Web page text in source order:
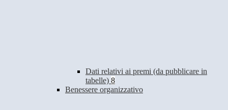
Dati relativi ai premi (da pubblicare in
tabelle) 8
Benessere organizzativo